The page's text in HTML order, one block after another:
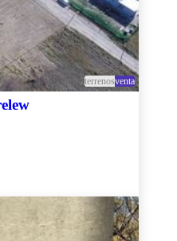
terrenosventa